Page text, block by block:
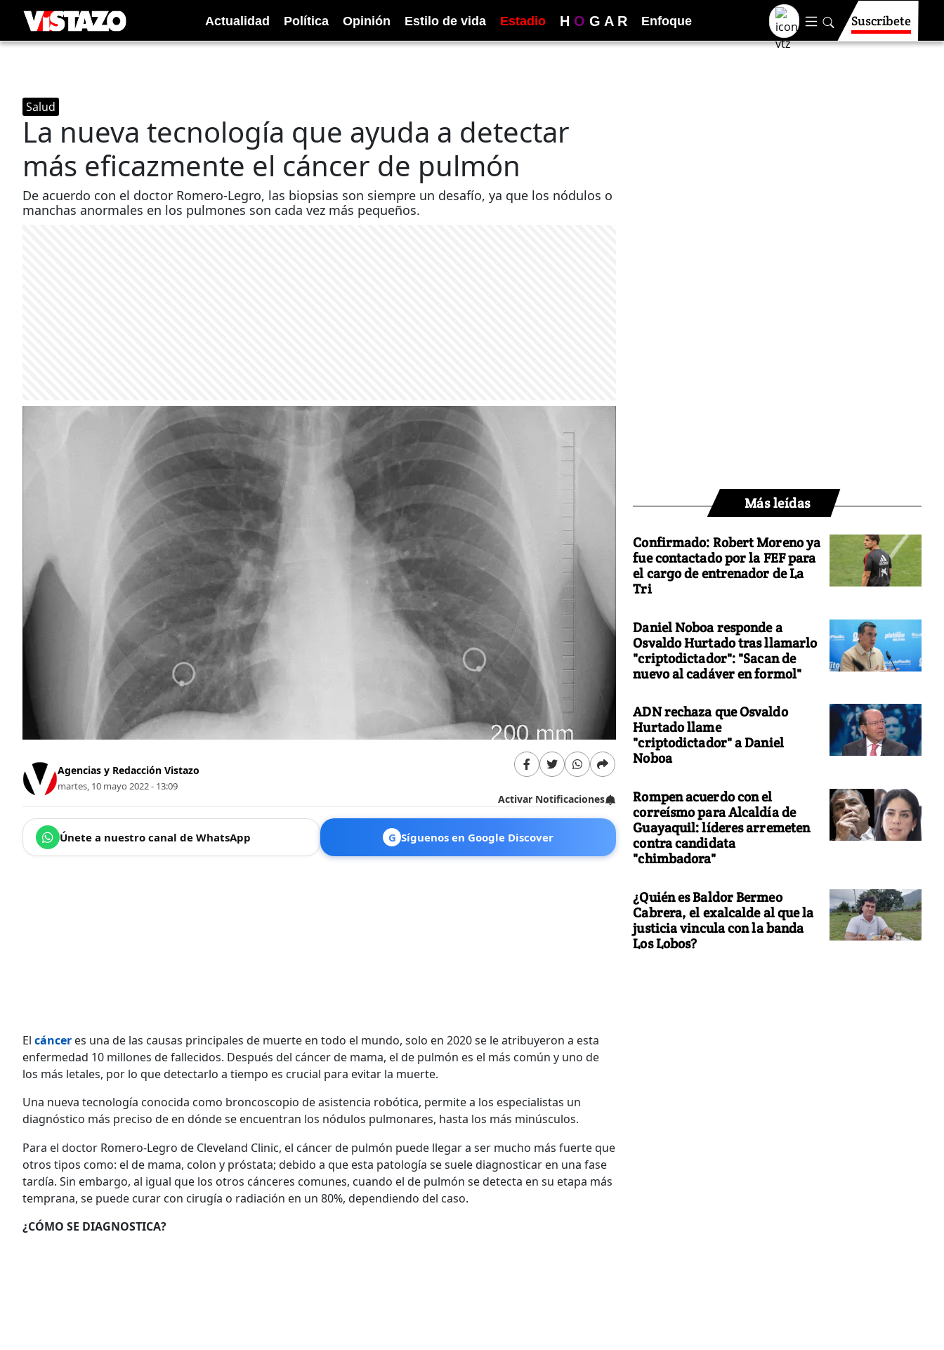
Actualidad Política Opinión Estilo de vida Estadio H O G A R Enfoque Suscríbete
Salud
La nueva tecnología que ayuda a detectar
más eficazmente el cáncer de pulmón
De acuerdo con el doctor Romero-Legro, las biopsias son siempre un desafío, ya que los nódulos o
manchas anormales en los pulmones son cada vez más pequeños.
Agencias y Redacción Vistazo
martes, 10 mayo 2022 - 13:09
Activar Notificaciones
Únete a nuestro canal de WhatsApp G Síguenos en Google Discover
El cáncer es una de las causas principales de muerte en todo el mundo, solo en 2020 se le atribuyeron a esta
enfermedad 10 millones de fallecidos. Después del cáncer de mama, el de pulmón es el más común y uno de
los más letales, por lo que detectarlo a tiempo es crucial para evitar la muerte.
Una nueva tecnología conocida como broncoscopio de asistencia robótica, permite a los especialistas un
diagnóstico más preciso de en dónde se encuentran los nódulos pulmonares, hasta los más minúsculos.
Para el doctor Romero-Legro de Cleveland Clinic, el cáncer de pulmón puede llegar a ser mucho más fuerte que
otros tipos como: el de mama, colon y próstata; debido a que esta patología se suele diagnosticar en una fase
tardía. Sin embargo, al igual que los otros cánceres comunes, cuando el de pulmón se detecta en su etapa más
temprana, se puede curar con cirugía o radiación en un 80%, dependiendo del caso.
¿CÓMO SE DIAGNOSTICA?
Más leídas
Confirmado: Robert Moreno ya
fue contactado por la FEF para
el cargo de entrenador de La
Tri
Daniel Noboa responde a
Osvaldo Hurtado tras llamarlo
"criptodictador": "Sacan de
nuevo al cadáver en formol"
ADN rechaza que Osvaldo
Hurtado llame
"criptodictador" a Daniel
Noboa
Rompen acuerdo con el
correísmo para Alcaldía de
Guayaquil: líderes arremeten
contra candidata
"chimbadora"
¿Quién es Baldor Bermeo
Cabrera, el exalcalde al que la
justicia vincula con la banda
Los Lobos?